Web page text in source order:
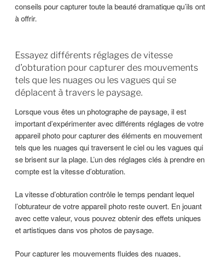
conseils pour capturer toute la beauté dramatique qu’ils ont
à offrir.
Essayez différents réglages de vitesse
d’obturation pour capturer des mouvements
tels que les nuages ou les vagues qui se
déplacent à travers le paysage.
Lorsque vous êtes un photographe de paysage, il est
important d’expérimenter avec différents réglages de votre
appareil photo pour capturer des éléments en mouvement
tels que les nuages qui traversent le ciel ou les vagues qui
se brisent sur la plage. L’un des réglages clés à prendre en
compte est la vitesse d’obturation.
La vitesse d’obturation contrôle le temps pendant lequel
l’obturateur de votre appareil photo reste ouvert. En jouant
avec cette valeur, vous pouvez obtenir des effets uniques
et artistiques dans vos photos de paysage.
Pour capturer les mouvements fluides des nuages,